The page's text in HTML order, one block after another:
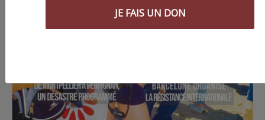
JE FAIS UN DON